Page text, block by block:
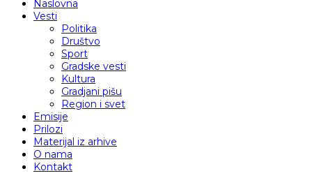
Naslovna
Vesti
Politika
Društvo
Sport
Gradske vesti
Kultura
Gradjani pišu
Region i svet
Emisije
Prilozi
Materijal iz arhive
O nama
Kontakt